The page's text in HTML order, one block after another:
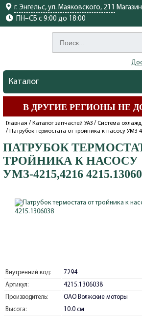
г. Энгельс, ул. Маяковского, 211
ПН–СБ с 9:00 до 18:00
Каталог
В ДРУГИЕ РЕГИОНЫ НЕ
Главная / Каталог запчастей УАЗ / Система
/ Патрубок термостата от тройника к насосу УМЗ-
ПАТРУБОК
ТРОЙНИКА К НАСОСУ
УМЗ-4215,4216
Внутренний код:
7294
Артикул:
4215.1306038
Производитель:
ОАО Волжские моторы
Высота:
10.0 см